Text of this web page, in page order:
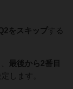
をスキップする
最後から2番目
します。